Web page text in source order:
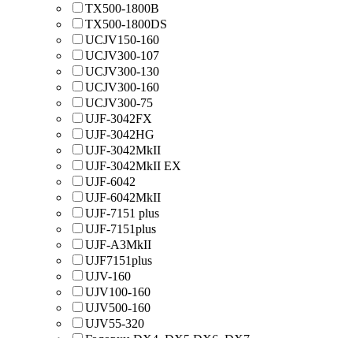
TX500-1800B
TX500-1800DS
UCJV150-160
UCJV300-107
UCJV300-130
UCJV300-160
UCJV300-75
UJF-3042FX
UJF-3042HG
UJF-3042MkII
UJF-3042MkII EX
UJF-6042
UJF-6042MkII
UJF-7151 plus
UJF-7151plus
UJF-A3MkII
UJF7151plus
UJV-160
UJV100-160
UJV500-160
UJV55-320